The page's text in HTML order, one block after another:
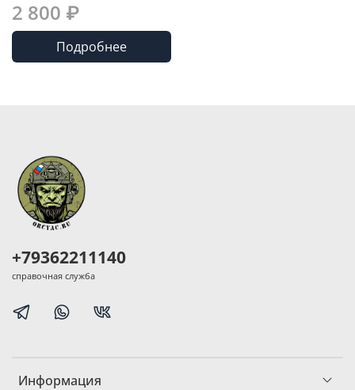
2 800 ₽
Подробнее
Информация
+79362211140
справочная служба